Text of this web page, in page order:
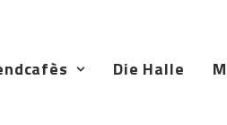
Die Halle